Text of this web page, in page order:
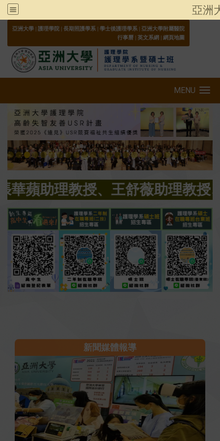
亞洲
亞洲大學 | 護理學院 | 長期照護學系 | 學士後護理學系 | 亞洲大學附屬醫院
行事曆 | 英文系網 | 網頁地圖
MENU
舒薇助理教授、賀彥中助
新聞媒體報導